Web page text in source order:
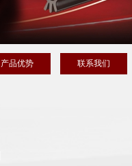
产品优势 联系我们